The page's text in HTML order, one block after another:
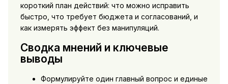
короткий план действий: что можно исправить
быстро, что требует бюджета и согласований, и
как измерять эффект без манипуляций.
Сводка мнений и ключевые
выводы
Формулируйте один главный вопрос и единые